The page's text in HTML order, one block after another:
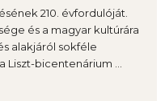
210. évfordulóját.
és a magyar kultúrára
alakjáról sokféle
Liszt-bicentenárium ...